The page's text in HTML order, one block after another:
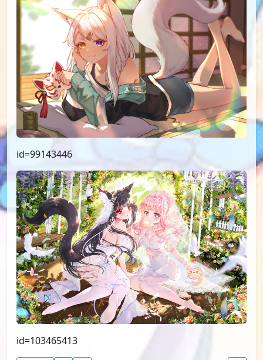
id=99143446
id=103465413